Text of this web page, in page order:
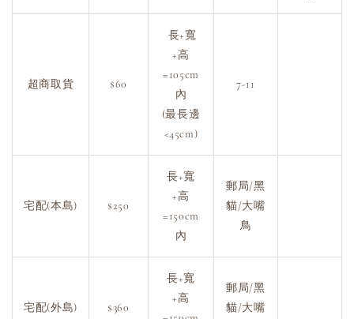
超商取貨 $60
長+寬
+高
=105cm
內
(最長邊
<45cm)
7-11
宅配(本島) $250
長+寬
+高
=150cm
內
郵局/黑
貓/大嘴
鳥
宅配(外島) $360
長+寬
+高
郵局/黑
貓/大嘴